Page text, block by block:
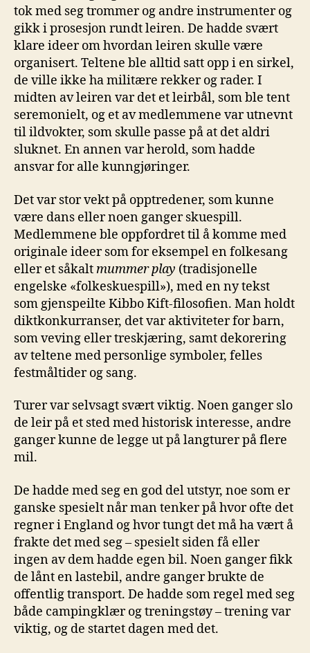
tok med seg trommer og andre instrumenter og
gikk i prosesjon rundt leiren. De hadde svært
klare ideer om hvordan leiren skulle være
organisert. Teltene ble alltid satt opp i en sirkel,
de ville ikke ha militære rekker og rader. I
midten av leiren var det et leirbål, som ble tent
seremonielt, og et av medlemmene var utnevnt
til ildvokter, som skulle passe på at det aldri
sluknet. En annen var herold, som hadde
ansvar for alle kunngjøringer.
Det var stor vekt på opptredener, som kunne
være dans eller noen ganger skuespill.
Medlemmene ble oppfordret til å komme med
originale ideer som for eksempel en folkesang
eller et såkaltmummer play (tradisjonelle
engelske «folkeskuespill»), med en ny tekst
som gjenspeilte Kibbo Kift-filosofien. Man holdt
diktkonkurranser, det var aktiviteter for barn,
som veving eller treskjæring, samt dekorering
av teltene med personlige symboler, felles
festmåltider og sang.
Turer var selvsagt svært viktig. Noen ganger slo
de leir på et sted med historisk interesse, andre
ganger kunne de legge ut på langturer på flere
mil.
De hadde med seg en god del utstyr, noe som er
ganske spesielt når man tenker på hvor ofte det
regner i England og hvor tungt det må ha vært å
frakte det med seg – spesielt siden få eller
ingen av dem hadde egen bil. Noen ganger fikk
de lånt en lastebil, andre ganger brukte de
offentlig transport. De hadde som regel med seg
både campingklær og treningstøy – trening var
viktig, og de startet dagen med det.